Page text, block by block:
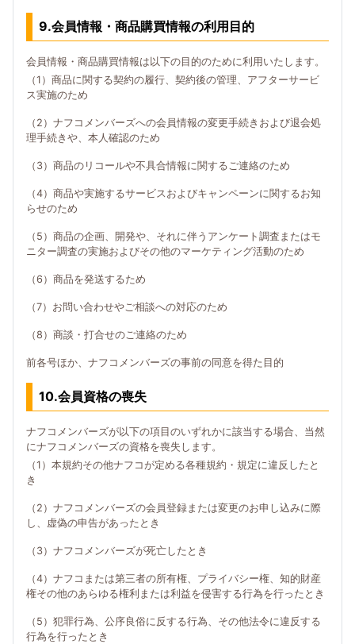
9.会員情報・商品購買情報の利用目的
会員情報・商品購買情報は以下の目的のために利用いたします。
（1）商品に関する契約の履行、契約後の管理、アフターサービ
ス実施のため
（2）ナフコメンバーズへの会員情報の変更手続きおよび退会処
理手続きや、本人確認のため
（3）商品のリコールや不具合情報に関するご連絡のため
（4）商品や実施するサービスおよびキャンペーンに関するお知
らせのため
（5）商品の企画、開発や、それに伴うアンケート調査またはモ
ニター調査の実施およびその他のマーケティング活動のため
（6）商品を発送するため
（7）お問い合わせやご相談への対応のため
（8）商談・打合せのご連絡のため
前各号ほか、ナフコメンバーズの事前の同意を得た目的
10.会員資格の喪失
ナフコメンバーズが以下の項目のいずれかに該当する場合、当然
にナフコメンバーズの資格を喪失します。
（1）本規約その他ナフコが定める各種規約・規定に違反したと
き
（2）ナフコメンバーズの会員登録または変更のお申し込みに際
し、虚偽の申告があったとき
（3）ナフコメンバーズが死亡したとき
（4）ナフコまたは第三者の所有権、プライバシー権、知的財産
権その他のあらゆる権利または利益を侵害する行為を行ったとき
（5）犯罪行為、公序良俗に反する行為、その他法令に違反する
行為を行ったとき